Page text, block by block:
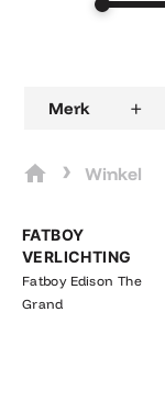
Merk +
› Winkel
FATBOY
VERLICHTING
Fatboy Edison The
Grand